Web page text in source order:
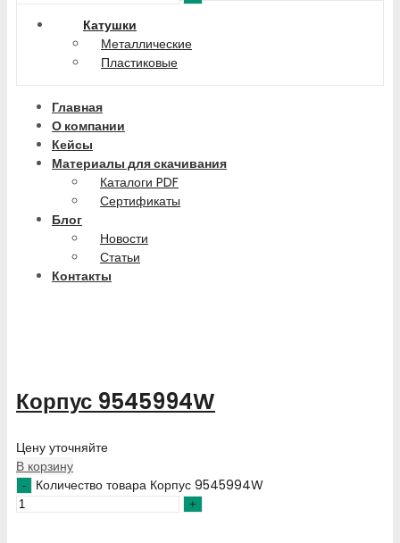
Катушки
Металлические
Пластиковые
Главная
О компании
Кейсы
Материалы для скачивания
Каталоги PDF
Сертификаты
Блог
Новости
Статьи
Контакты
Корпус 9545994W
Цену уточняйте
В корзину
Количество товара Корпус 9545994W